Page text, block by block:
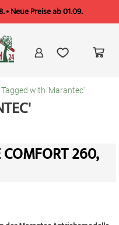
Neue Preise ab 01.09.
Tagged with 'Marantec'
260,